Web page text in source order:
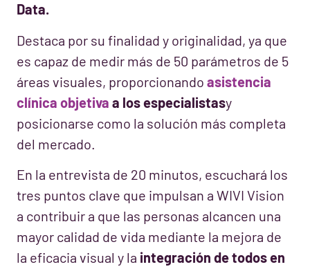
Data.
Destaca por su finalidad y originalidad, ya que
es capaz de medir más de 50 parámetros de 5
áreas visuales, proporcionando asistencia
clínica objetiva a los especialistasy
posicionarse como la solución más completa
del mercado.
En la entrevista de 20 minutos, escuchará los
tres puntos clave que impulsan a WIVI Vision
a contribuir a que las personas alcancen una
mayor calidad de vida mediante la mejora de
la eficacia visual y la integración de todos en